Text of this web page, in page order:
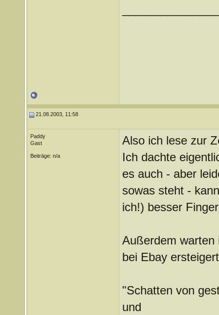
21.08.2003, 11:58
Paddy
Gast
Beiträge: n/a
Also ich lese zur
Ich dachte
es auch - aber
sowas steht -
ich!) besser
Außerdem warten
bei Ebay
"Schatten von
und